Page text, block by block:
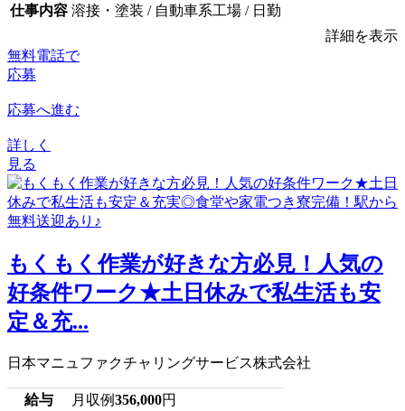
仕事内容 溶接・塗装 / 自動車系工場 / 日勤
詳細を表示
無料電話で
応募
応募へ進む
詳しく
見る
もくもく作業が好きな方必見！人気の
好条件ワーク★土日休みで私生活も安
定＆充...
日本マニュファクチャリングサービス株式会社
給与 月収例356,000円